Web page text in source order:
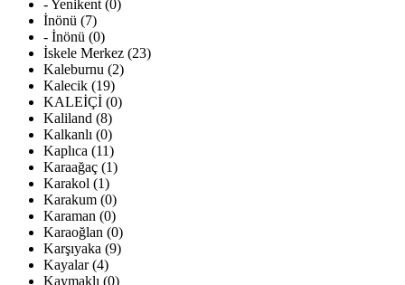
- Yenikent (0)
İnönü (7)
- İnönü (0)
İskele Merkez (23)
Kaleburnu (2)
Kalecik (19)
KALEİÇİ (0)
Kaliland (8)
Kalkanlı (0)
Kaplıca (11)
Karaağaç (1)
Karakol (1)
Karakum (0)
Karaman (0)
Karaoğlan (0)
Karşıyaka (9)
Kayalar (4)
Kaymaklı (0)